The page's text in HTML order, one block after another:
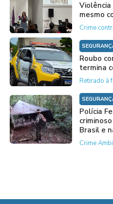
mesmo
Crime
Roubo
termina
Retirado à
Polícia
Brasil e
Crime